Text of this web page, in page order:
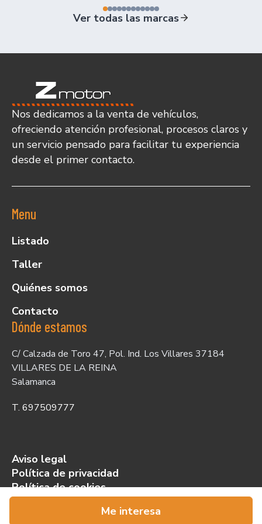
Me interesa
Ver todas las marcas
Nos dedicamos a la venta de vehículos,
ofreciendo atención profesional, procesos claros y
un servicio pensado para facilitar tu experiencia
desde el primer contacto.
Menu
Listado
Taller
Quiénes somos
Contacto
Dónde estamos
C/ Calzada de Toro 47, Pol. Ind. Los Villares 37184
VILLARES DE LA REINA
Salamanca
T. 697509777
Aviso legal
Política de privacidad
Política de cookies
© 2025 Z Motor - Con la tecnología de: